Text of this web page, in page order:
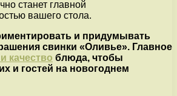
станет главной
вашего стола.
и придумывать
свинки «Оливье». Главное
качество блюда, чтобы
и гостей на новогоднем